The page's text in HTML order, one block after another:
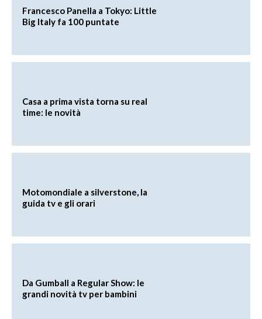
Francesco Panella a Tokyo: Little
Big Italy fa 100 puntate
Casa a prima vista torna su real
time: le novità
Motomondiale a silverstone, la
guida tv e gli orari
Da Gumball a Regular Show: le
grandi novità tv per bambini